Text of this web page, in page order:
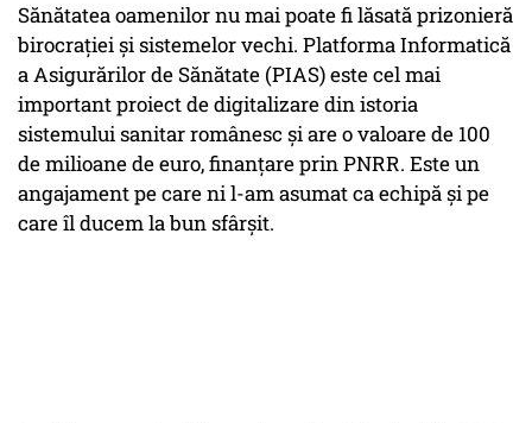
Sănătatea oamenilor nu mai poate fi lăsată prizonieră
birocrației și sistemelor vechi. Platforma Informatică
a Asigurărilor de Sănătate (PIAS) este cel mai
important proiect de digitalizare din istoria
sistemului sanitar românesc și are o valoare de 100
de milioane de euro, finanțare prin PNRR. Este un
angajament pe care ni l-am asumat ca echipă și pe
care îl ducem la bun sfârșit.